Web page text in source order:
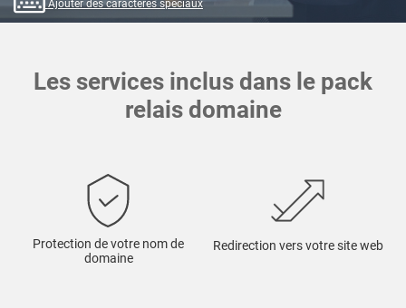
Ajouter des caractères spéciaux
Les services inclus dans le pack
relais domaine
Protection de votre nom de
domaine
Redirection vers votre site web